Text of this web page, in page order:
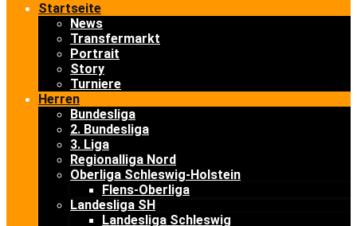
Startseite
News
Transfermarkt
Portrait
Story
Turniere
Herren
Bundesliga
2. Bundesliga
3. Liga
Regionalliga Nord
Oberliga Schleswig-Holstein
Flens-Oberliga
Landesliga SH
Landesliga Schleswig